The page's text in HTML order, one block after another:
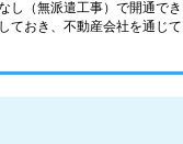
し（無派遣工事）で開通でき
ておき、不動産会社を通じて